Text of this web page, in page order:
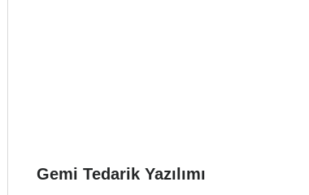
Gemi Tedarik Yazılımı